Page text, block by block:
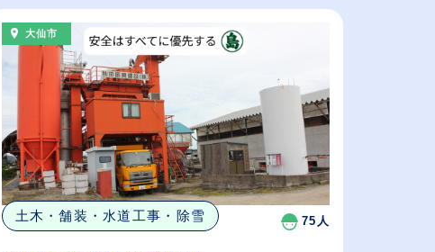
大仙市
土木・舗装・水道工事・除雪 75人